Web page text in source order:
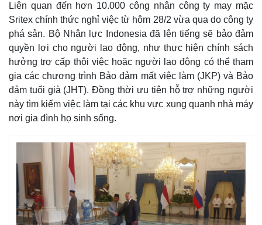
Thế giới
Cuộc sống đó đây
E-Magazine
Infographic
Liên quan đến hơn 10.000 công nhân công ty may mặc
Sritex chính thức nghỉ việc từ hôm 28/2 vừa qua do công ty
phá sản. Bộ Nhân lực Indonesia đã lên tiếng sẽ bảo đảm
quyền lợi cho người lao động, như thực hiện chính sách
hưởng trợ cấp thôi việc hoặc người lao động có thể tham
gia các chương trình Bảo đảm mất việc làm (JKP) và Bảo
đảm tuổi già (JHT). Đồng thời ưu tiên hỗ trợ những người
này tìm kiếm việc làm tại các khu vực xung quanh nhà máy
nơi gia đình họ sinh sống.